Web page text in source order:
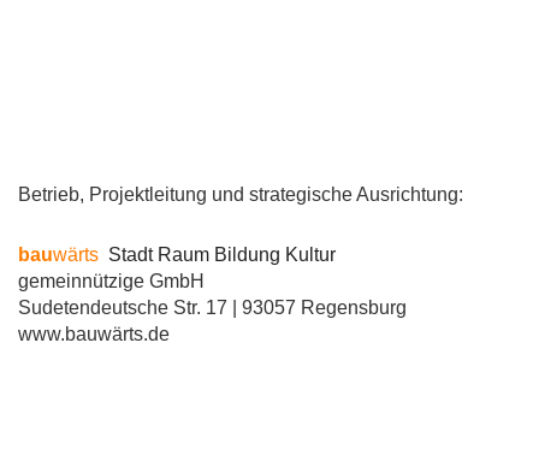
Betrieb, Projektleitung und strategische Ausrichtung:
bauwärts Stadt Raum Bildung Kultur
gemeinnützige GmbH
Sudetendeutsche Str. 17 | 93057 Regensburg
www.bauwärts.de